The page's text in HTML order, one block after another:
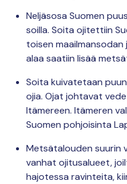
Neljäsosa Suomen
soilla. Soita ojitettiin
toisen
alaa saatiin lisää
Soita kuivatetaan
ojia. Ojat johtavat
Itämereen. Itämeren
Suomen pohjoisinta
Metsätalouden suurin
vanhat ojitusalueet,
hajotessa ravinteita,